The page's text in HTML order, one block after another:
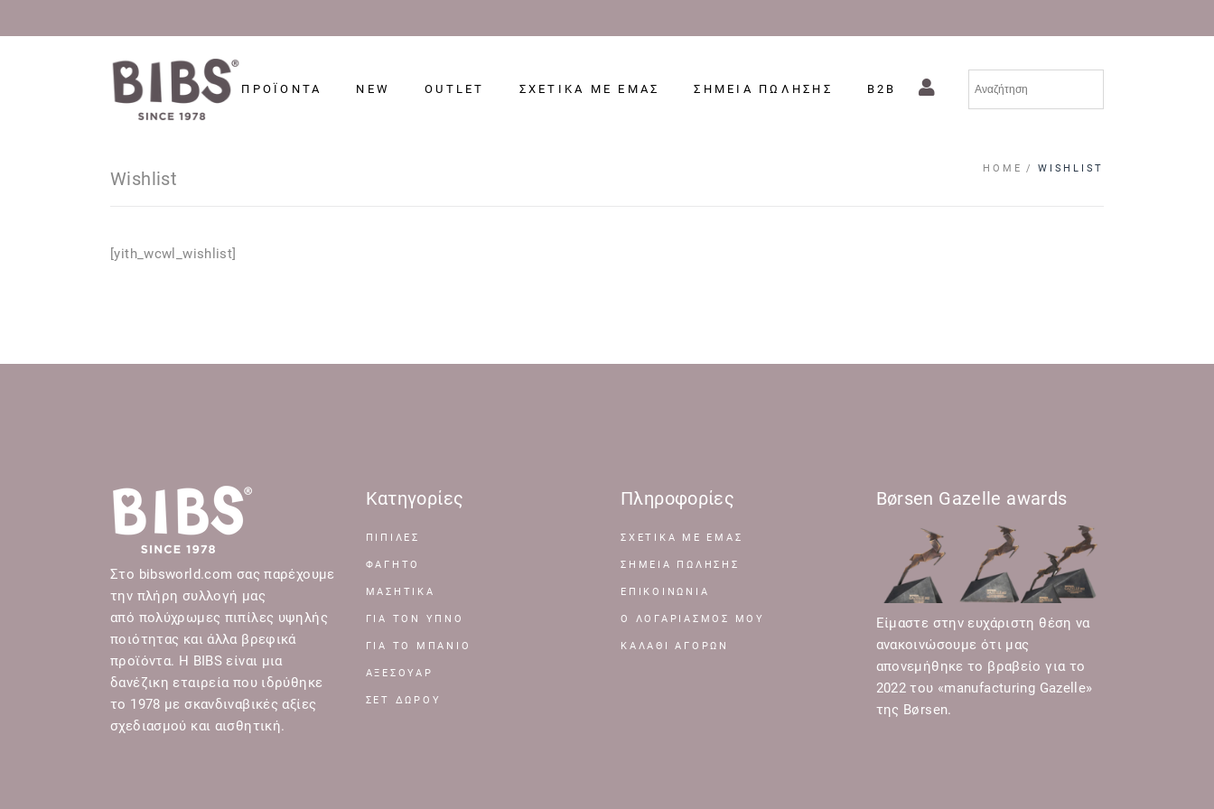
ΠΡΟΪΟΝΤΑ NEW OUTLET ΣΧΕΤΙΚΑ ΜΕ ΕΜΑΣ ΣΗΜΕΙΑ ΠΩΛΗΣΗΣ B2B
Wishlist HOME WISHLIST
[yith_wcwl_wishlist]
Στο bibsworld.com σας παρέχουμε
την πλήρη συλλογή μας
από πολύχρωμες πιπίλες υψηλής
ποιότητας και άλλα βρεφικά
προϊόντα. Η BIBS είναι μια
δανέζικη εταιρεία που ιδρύθηκε
το 1978 με σκανδιναβικές αξίες
σχεδιασμού και αισθητική.
Κατηγορίες
ΠΙΠΙΛΕΣ
ΦΑΓΗΤΟ
ΜΑΣΗΤΙΚΑ
ΓΙΑ ΤΟΝ ΥΠΝΟ
ΓΙΑ ΤΟ ΜΠΑΝΙΟ
ΑΞΕΣΟΥΑΡ
ΣΕΤ ΔΩΡΟΥ
Πληροφορίες
ΣΧΕΤΙΚΆ ΜΕ ΕΜΆΣ
ΣΗΜΕΊΑ ΠΏΛΗΣΗΣ
ΕΠΙΚΟΙΝΩΝΊΑ
Ο ΛΟΓΑΡΙΑΣΜΌΣ ΜΟΥ
ΚΑΛΆΘΙ ΑΓΟΡΏΝ
Børsen Gazelle awards
Είμαστε στην ευχάριστη θέση να
ανακοινώσουμε ότι μας
απονεμήθηκε το βραβείο για το
2022 του «manufacturing Gazelle»
της Børsen.